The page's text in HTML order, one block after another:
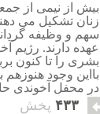
بیش از نیمی از
زنان تشکیل می
سهم و وظیفه
عهده دارند. رژیم
بشری را تا کنون
بااین وجود
در محفل آخوندی
را همچنان بر سر
۴۳۳ پخش